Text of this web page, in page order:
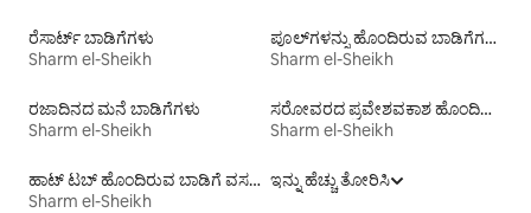
ರೆಸಾರ್ಟ್ ಬಾಡಿಗೆಗಳು
Sharm el-Sheikh
ಪೂಲ್‍ಗಳನ್ನು ಹೊಂದಿರುವ ಬಾಡಿಗೆಗಳು
Sharm el-Sheikh
ರಜಾದಿನದ ಮನೆ ಬಾಡಿಗೆಗಳು
Sharm el-Sheikh
ಸರೋವರದ ಪ್ರವೇಶವಕಾಶ ಹೊಂದಿರುವ ಬಾಡಿಗೆಗಳು
Sharm el-Sheikh
ಹಾಟ್ ಟಬ್ ಹೊಂದಿರುವ ಬಾಡಿಗೆ ವಸತಿಗಳು
Sharm el-Sheikh
ಇನ್ನು ಹೆಚ್ಚು ತೋರಿಸಿ